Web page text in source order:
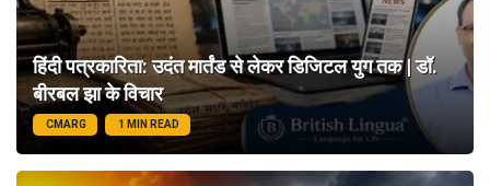
हिंदी पत्रकारिता: उदंत मार्तंड से लेकर डिजिटल युग तक | डॉ.
बीरबल झा के विचार
CMARG 1 MIN READ